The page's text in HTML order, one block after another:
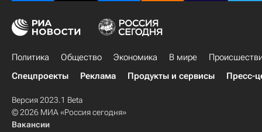
Политика Общество Экономика В мире
Спецпроекты
Реклама Продукты и сервисы Пресс-
Версия 2023.1 Beta
© 2026 МИА «Россия сегодня»
Вакансии